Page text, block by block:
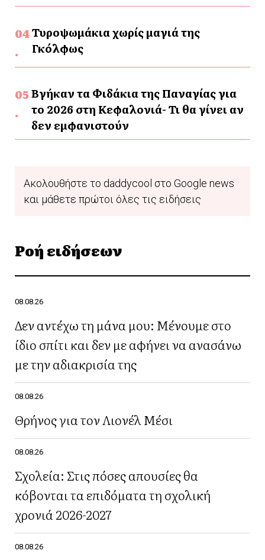
Τυροψωμάκια χωρίς μαγιά της
Γκόλφως
Βγήκαν τα Φιδάκια της Παναγίας για
το 2026 στη Κεφαλονιά- Τι θα γίνει αν
δεν εμφανιστούν
Ακολουθήστε το daddycool στο Google news
και μάθετε πρώτοι όλες τις ειδήσεις
Ροή ειδήσεων
08.08.26
Δεν αντέχω τη μάνα μου: Μένουμε στο
ίδιο σπίτι και δεν με αφήνει να ανασάνω
με την αδιακρισία της
08.08.26
Θρήνος για τον Λιονέλ Μέσι
08.08.26
Σχολεία: Στις πόσες απουσίες θα
κόβονται τα επιδόματα τη σχολική
χρονιά 2026-2027
08.08.26